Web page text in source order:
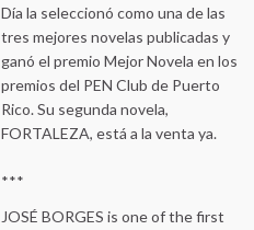
Día la seleccionó como una de las
tres mejores novelas publicadas y
ganó el premio Mejor Novela en los
premios del PEN Club de Puerto
Rico. Su segunda novela,
FORTALEZA, está a la venta ya.
***
JOSÉ BORGES is one of the first